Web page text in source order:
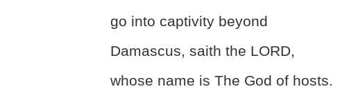
go into captivity beyond
Damascus, saith the LORD,
whose name is The God of hosts.